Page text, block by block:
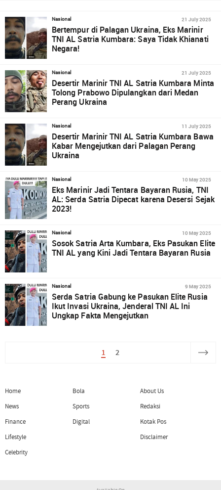
Nasional 21 July 2025
Bertempur di Palagan Ukraina, Eks Marinir
TNI AL Satria Kumbara: Saya Tidak Khianati
Negara!
Nasional 21 July 2025
Desertir Marinir TNI AL Satria Kumbara Minta
Tolong Prabowo Dipulangkan dari Medan
Perang Ukraina
Nasional 11 July 2025
Desertir Marinir TNI AL Satria Kumbara Bawa
Kabar Mengejutkan dari Palagan Perang
Ukraina
Nasional 10 May 2025
Eks Marinir Jadi Tentara Bayaran Rusia, TNI
AL: Serda Satria Dipecat karena Desersi Sejak
2023!
Nasional 10 May 2025
Sosok Satria Arta Kumbara, Eks Pasukan Elite
TNI AL yang Kini Jadi Tentara Bayaran Rusia
Nasional 9 May 2025
Serda Satria Gabung ke Pasukan Elite Rusia
Ikut Invasi Ukraina, Jenderal TNI AL Ini
Ungkap Fakta Mengejutkan
1 2
Home
News
Finance
Lifestyle
Celebrity
Bola
Sports
Digital
About Us
Redaksi
Kotak Pos
Disclaimer